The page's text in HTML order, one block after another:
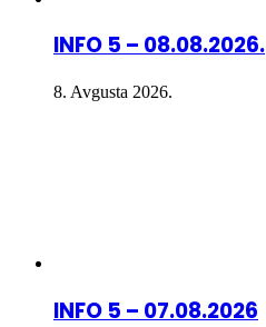
INFO 5 – 08.08.2026.
8. Avgusta 2026.
INFO 5 – 07.08.2026